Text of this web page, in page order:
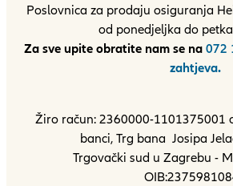
Poslovnica za prodaju osiguranja
od ponedjeljka do
Za sve upite obratite nam se na 072
zahtjeva.
Žiro račun: 2360000-1101375001
banci, Trg bana Josipa
Trgovački sud u Zagrebu -